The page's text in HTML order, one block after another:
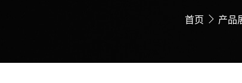
首页 产品